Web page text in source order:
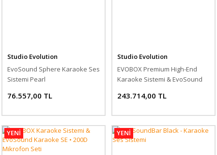
Studio Evolution
EvoSound Sphere Karaoke Ses
Sistemi Pearl
76.557,00 TL
Studio Evolution
EVOBOX Premium High-End
Karaoke Sistemi & EvoSound
Seti
243.714,00 TL
YENİ YENİ